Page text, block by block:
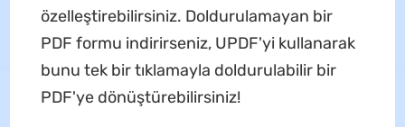
özelleştirebilirsiniz. Doldurulamayan bir
PDF formu indirirseniz, UPDF'yi kullanarak
bunu tek bir tıklamayla doldurulabilir bir
PDF'ye dönüştürebilirsiniz!